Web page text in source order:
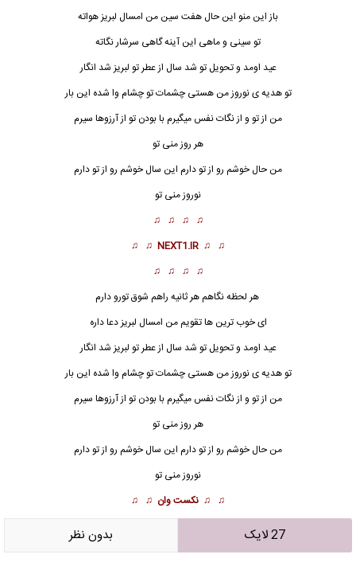
باز این منو این حال هفت سین من امسال لبریز هواته
تو سینی و ماهی این آینه گاهی سرشار نگاته
عید اومد و تحویل تو شد سال از عطر تو لبریز شد انگار
تو هدیه ی نوروز من هستی چشمات تو چشام وا شده این بار
من از تو و از نگات نفس میگیرم با بودن تو از آرزوها سیرم
هر روز منی تو
من حال خوشم رو از تو دارم این سال خوشم رو از تو دارم
نوروز منی تو
♫ ♫ ♫ ♫
♫ ♫
NEXT1.IR
♫ ♫
♫ ♫ ♫ ♫
هر لحظه نگاهم هر ثانیه راهم شوق تورو دارم
ای خوب ترین ها تقویم من امسال لبریز دعا داره
عید اومد و تحویل تو شد سال از عطر تو لبریز شد انگار
تو هدیه ی نوروز من هستی چشمات تو چشام وا شده این بار
من از تو و از نگات نفس میگیرم با بودن تو از آرزوها سیرم
هر روز منی تو
من حال خوشم رو از تو دارم این سال خوشم رو از تو دارم
نوروز منی تو
♫ ♫ نکست وان ♫ ♫
27 لایک بدون نظر